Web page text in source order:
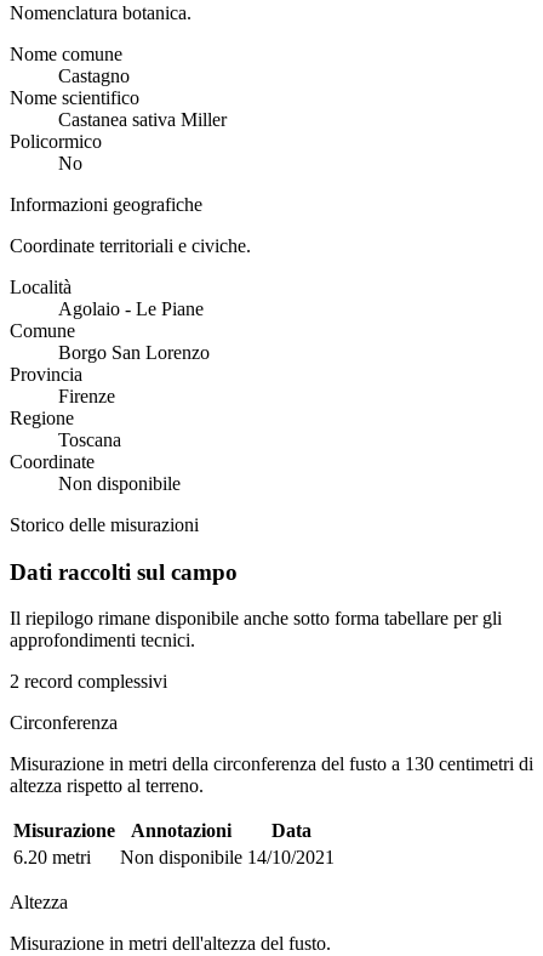
Nomenclatura botanica.
Nome comune
Castagno
Nome scientifico
Castanea sativa Miller
Policormico
No
Informazioni geografiche
Coordinate territoriali e civiche.
Località
Agolaio - Le Piane
Comune
Borgo San Lorenzo
Provincia
Firenze
Regione
Toscana
Coordinate
Non disponibile
Storico delle misurazioni
Dati raccolti sul campo
Il riepilogo rimane disponibile anche sotto forma tabellare per gli
approfondimenti tecnici.
2 record complessivi
Circonferenza
Misurazione in metri della circonferenza del fusto a 130 centimetri di
altezza rispetto al terreno.
Misurazione Annotazioni
Data
6.20 metri
Non disponibile 14/10/2021
Altezza
Misurazione in metri dell'altezza del fusto.